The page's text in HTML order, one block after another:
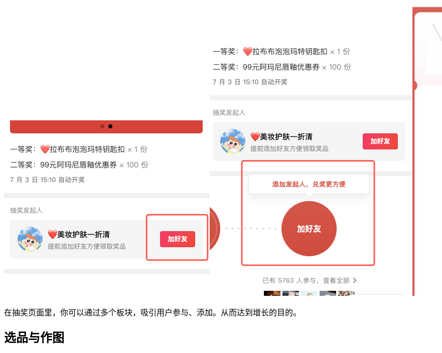
在抽奖页面里，你可以通过多个板块，吸引用户参与、添加。从而达到增长的目的。
选品与作图